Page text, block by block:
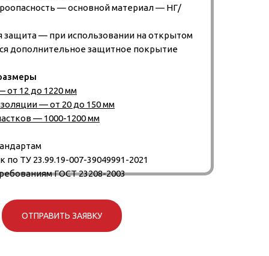
— основной материал — НГ/
защита — при использовании на открытом
дополнительное защитное покрытие
12 до 1220 мм
— от 20 до 150 мм
— 1000-1200 мм
ТУ 23.99.19-007-39049991-2021
ГОСТ 23208-2003
ОТПРАВИТЬ ЗАЯВКУ